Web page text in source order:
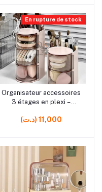
rrrrrr0
En rupture de stock
Ajouter au panier
Organisateur accessoires
3 étages en plexi –
maquillage et bijoux
(د.ت) 11,000